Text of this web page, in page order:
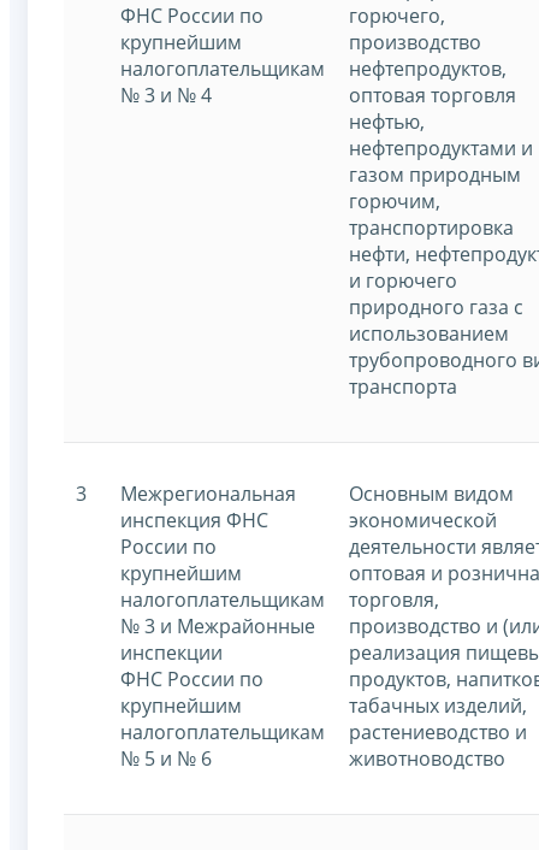
ФНС России по
крупнейшим
налогоплательщикам
№ 3 и № 4
горючего,
производство
нефтепродуктов,
оптовая торговля
нефтью,
нефтепродуктами и
газом природным
горючим,
транспортировка
нефти,
и горючего
природного газа с
использованием
трубопроводного
транспорта
3
Межрегиональная
инспекция ФНС
России по
крупнейшим
налогоплательщикам
№ 3 и Межрайонные
инспекции
ФНС России по
крупнейшим
налогоплательщикам
№ 5 и № 6
Основным видом
экономической
деятельности
оптовая и
торговля,
производство и
реализация
продуктов,
табачных изделий,
растениеводство и
животноводство